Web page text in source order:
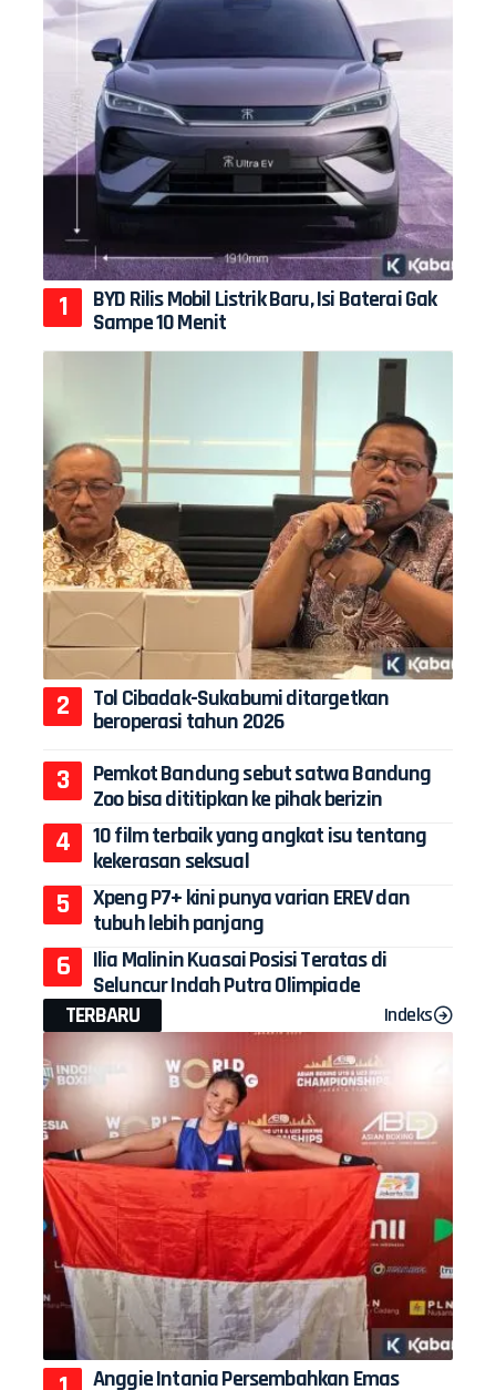
BYD Rilis Mobil Listrik Baru, Isi Baterai Gak
Sampe 10 Menit
Tol Cibadak-Sukabumi ditargetkan
beroperasi tahun 2026
Pemkot Bandung sebut satwa Bandung
Zoo bisa dititipkan ke pihak berizin
10 film terbaik yang angkat isu tentang
kekerasan seksual
Xpeng P7+ kini punya varian EREV dan
tubuh lebih panjang
Ilia Malinin Kuasai Posisi Teratas di
Seluncur Indah Putra Olimpiade
TERBARU
Indeks
Anggie Intania Persembahkan Emas